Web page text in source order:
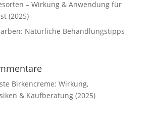
– Wirkung & Anwendung für
(2025)
Natürliche Behandlungstipps
Birkencreme: Wirkung,
& Kaufberatung (2025)